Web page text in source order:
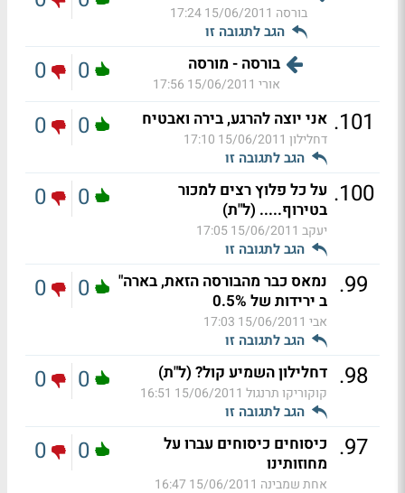
בורסה 15/06/2011 17:24
הגב לתגובה זו
בורסה - מורסה
אורי 15/06/2011 17:56
0
0
101
. אני יוצה להרגע, בירה ואבטיח
דחלילון 15/06/2011 17:10
הגב לתגובה זו
0
0
100
. על כל פלוץ רצים למכור
בטירוף..... (ל"ת)
יעקב 15/06/2011 17:05
הגב לתגובה זו
0
0
99
. נמאס כבר מהבורסה הזאת, בארה"
ב ירידות של 0.5%
אבי 15/06/2011 17:03
הגב לתגובה זו
0
0
98
. דחלילון השמיע קול? (ל"ת)
קוקוריקו תרנגול 15/06/2011 16:51
הגב לתגובה זו
0
0
97
. כיסוחים כיסוחים עברו על
מחוזותינו
אחת שמבינה 15/06/2011 16:47
0
0